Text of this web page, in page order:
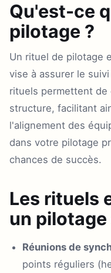
Qu'est-ce
pilotage ?
Un rituel de pilotage
vise à assurer le
rituels permettent
structure, facilitant
l'alignement des
dans votre pilotage
chances de succès.
Les rituels
un
Réunions de
points réguliers